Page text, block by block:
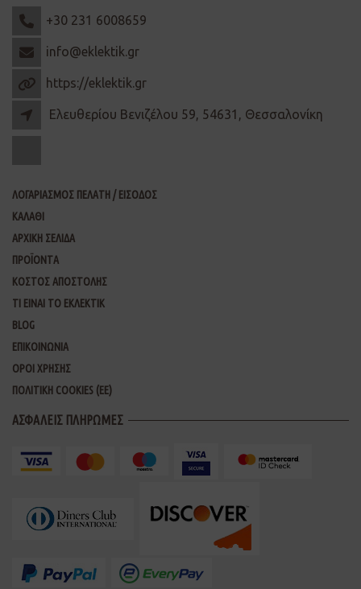
+30 231 6008659
info@eklektik.gr
https://eklektik.gr
Ελευθερίου Βενιζέλου 59, 54631, Θεσσαλονίκη
ΛΟΓΑΡΙΑΣΜΟΣ ΠΕΛΑΤΗ / ΕΙΣΟΔΟΣ
ΚΑΛΑΘΙ
ΑΡΧΙΚΗ ΣΕΛΙΔΑ
ΠΡΟΪΟΝΤΑ
ΚΟΣΤΟΣ ΑΠΟΣΤΟΛΗΣ
ΤΙ ΕΙΝΑΙ ΤΟ ΕΚΛΕΚΤΙΚ
BLOG
ΕΠΙΚΟΙΝΩΝΙΑ
ΟΡΟΙ ΧΡΗΣΗΣ
ΠΟΛΙΤΙΚΗ COOKIES (ΕΕ)
ΑΣΦΑΛΕΙΣ ΠΛΗΡΩΜΕΣ